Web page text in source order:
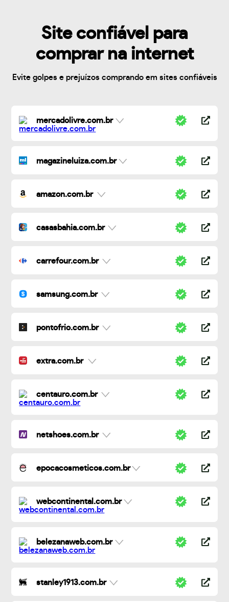
Site confiável para
comprar na internet
Evite golpes e prejuízos comprando em sites confiáveis
mercadolivre.com.br
magazineluiza.com.br
amazon.com.br
casasbahia.com.br
carrefour.com.br
samsung.com.br
pontofrio.com.br
extra.com.br
centauro.com.br
netshoes.com.br
epocacosmeticos.com.br
webcontinental.com.br
belezanaweb.com.br
stanley1913.com.br